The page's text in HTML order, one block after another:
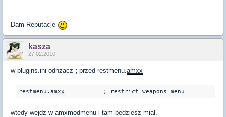
Dam Reputacje
kasza
27.02.2010
w plugins.ini odnzacz ; przed restmenu. amxx
restmenu. amxx
		; restrict weapons menu
wtedy wejdz w amxmodmenu i tam bedziesz miał.